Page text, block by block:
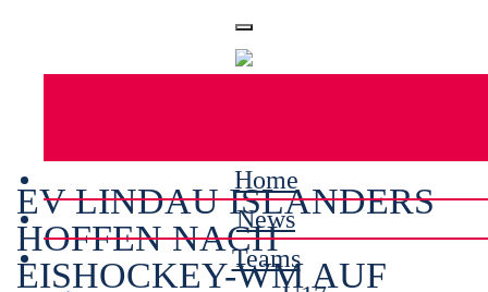
Home
News
Teams
EV LINDAU ISLANDERS
HOFFEN NACH
EISHOCKEY-WM AUF